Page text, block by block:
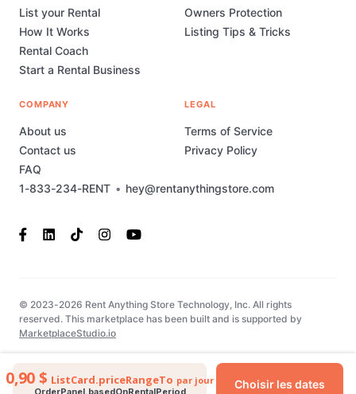
0,90 $ ListCard.priceRangeTo par jour
OrderPanel.basedOnRentalPeriod
Choisir les dates
1-833-234-RENT • hey@rentanythingstore.com
List your Rental
How It Works
Rental Coach
Start a Rental Business
Owners Protection
Listing Tips & Tricks
COMPANY
About us
Contact us
FAQ
LEGAL
Terms of Service
Privacy Policy
© 2023-2026 Rent Anything Store Technology, Inc. All rights
reserved. This marketplace has been built and is supported by
MarketplaceStudio.io